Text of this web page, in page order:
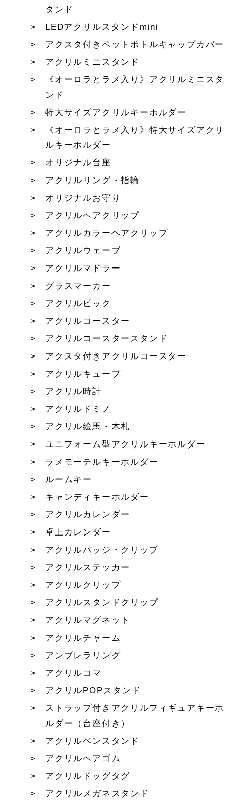
タンド
LEDアクリルスタンドmini
アクスタ付きペットボトルキャップカバー
アクリルミニスタンド
《オーロラとラメ入り》アクリルミニスタ
ンド
特大サイズアクリルキーホルダー
《オーロラとラメ入り》特大サイズアクリ
ルキーホルダー
オリジナル台座
アクリルリング・指輪
オリジナルお守り
アクリルヘアクリップ
アクリルカラーヘアクリップ
アクリルウェーブ
アクリルマドラー
グラスマーカー
アクリルピック
アクリルコースター
アクリルコースタースタンド
アクスタ付きアクリルコースター
アクリルキューブ
アクリル時計
アクリルドミノ
アクリル絵馬・木札
ユニフォーム型アクリルキーホルダー
ラメモーテルキーホルダー
ルームキー
キャンディキーホルダー
アクリルカレンダー
卓上カレンダー
アクリルバッジ・クリップ
アクリルステッカー
アクリルクリップ
アクリルスタンドクリップ
アクリルマグネット
アクリルチャーム
アンブレラリング
アクリルコマ
アクリルPOPスタンド
ストラップ付きアクリルフィギュアキーホ
ルダー（台座付き）
アクリルペンスタンド
アクリルヘアゴム
アクリルドッグタグ
アクリルメガネスタンド